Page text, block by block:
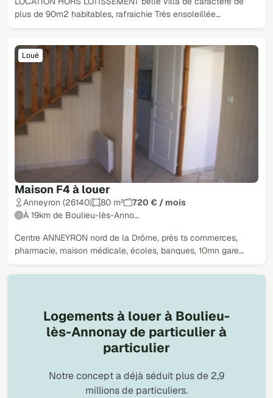
plus de 90m2 habitables, rafraichie Très ensoleillée…
Maison F4 à louer
Loué
Anneyron (26140) 80 m²
720 € / mois
À 19km de Boulieu-lès-Anno…
Centre ANNEYRON nord de la Drôme, près ts commerces,
pharmacie, maison médicale, écoles, banques, 10mn gare…
Logements à louer à Boulieu-
lès-Annonay de particulier à
particulier
Notre concept a déjà séduit plus de 2,9
millions de particuliers.